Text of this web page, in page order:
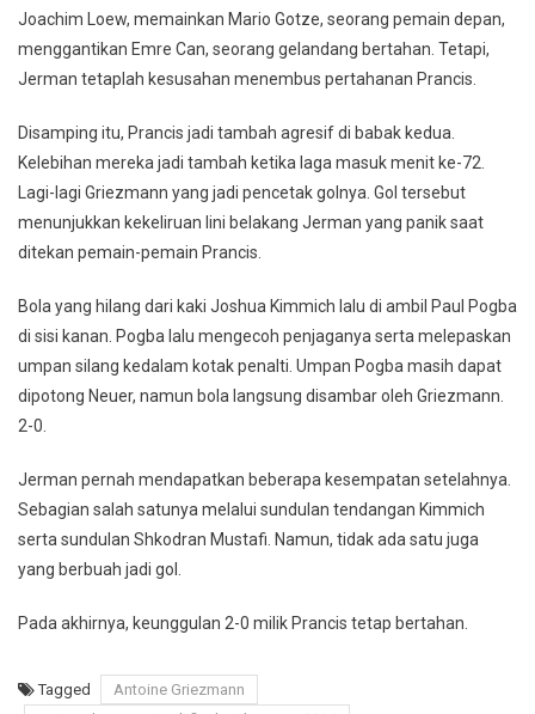
Joachim Loew, memainkan Mario Gotze, seorang pemain depan,
menggantikan Emre Can, seorang gelandang bertahan. Tetapi,
Jerman tetaplah kesusahan menembus pertahanan Prancis.
Disamping itu, Prancis jadi tambah agresif di babak kedua.
Kelebihan mereka jadi tambah ketika laga masuk menit ke-72.
Lagi-lagi Griezmann yang jadi pencetak golnya. Gol tersebut
menunjukkan kekeliruan lini belakang Jerman yang panik saat
ditekan pemain-pemain Prancis.
Bola yang hilang dari kaki Joshua Kimmich lalu di ambil Paul Pogba
di sisi kanan. Pogba lalu mengecoh penjaganya serta melepaskan
umpan silang kedalam kotak penalti. Umpan Pogba masih dapat
dipotong Neuer, namun bola langsung disambar oleh Griezmann.
2-0.
Jerman pernah mendapatkan beberapa kesempatan setelahnya.
Sebagian salah satunya melalui sundulan tendangan Kimmich
serta sundulan Shkodran Mustafi. Namun, tidak ada satu juga
yang berbuah jadi gol.
Pada akhirnya, keunggulan 2-0 milik Prancis tetap bertahan.
Tagged
Antoine Griezmann